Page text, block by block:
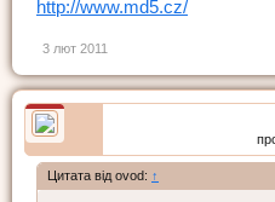
http://www.md5.cz/
3 лют 2011
Цитата від ovod: ↑